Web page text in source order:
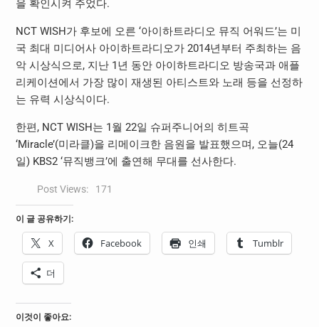
을 확인시켜 주었다.
NCT WISH가 후보에 오른 ‘아이하트라디오 뮤직 어워드’는 미
국 최대 미디어사 아이하트라디오가 2014년부터 주최하는 음
악 시상식으로, 지난 1년 동안 아이하트라디오 방송국과 애플
리케이션에서 가장 많이 재생된 아티스트와 노래 등을 선정하
는 유력 시상식이다.
한편, NCT WISH는 1월 22일 슈퍼주니어의 히트곡
‘Miracle’(미라클)을 리메이크한 음원을 발표했으며, 오늘(24
일) KBS2 ‘뮤직뱅크’에 출연해 무대를 선사한다.
Post Views: 171
이 글 공유하기:
X Facebook 인쇄 Tumblr
더
이것이 좋아요: